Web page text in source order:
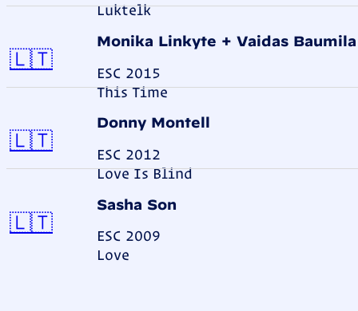
Luktelk
Monika Linkytė + Vaidas Baumila
ESC 2015
This Time
🇱🇹Litauen
Donny Montell
ESC 2012
Love Is Blind
🇱🇹Litauen
Sasha Son
ESC 2009
Love
🇱🇹Litauen